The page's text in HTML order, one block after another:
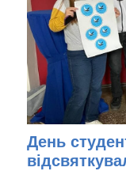
День